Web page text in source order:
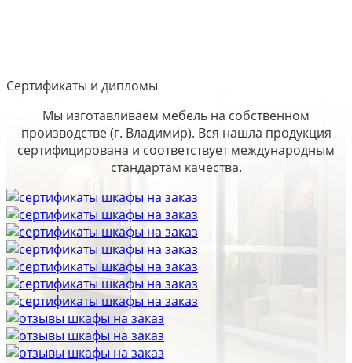
Сертификаты и дипломы
Мы изготавливаем мебель на собственном
производстве (г. Владимир). Вся нашла продукция
сертифицирована и соответствует международным
стандартам качества.